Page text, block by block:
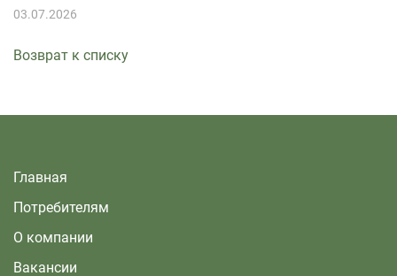
03.07.2026
Возврат к списку
Главная
Потребителям
О компании
Вакансии